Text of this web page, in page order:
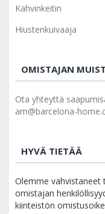
Kahvinkeitin
Hiustenkuivaaja
OMISTAJAN
Ota yhteyttä
am@barcelona-
HYVÄ TIETÄÄ
Olemme vahvistaneet
omistajan
kiinteistön